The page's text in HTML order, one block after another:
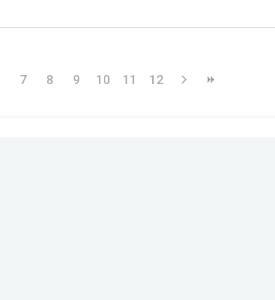
7 8 9 10 11 12